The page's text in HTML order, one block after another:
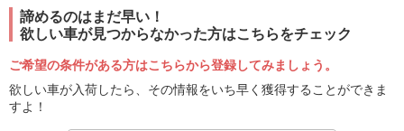
諦めるのはまだ早い！
欲しい車が見つからなかった方はこちらをチェック
ご希望の条件がある方はこちらから登録してみましょう。
欲しい車が入荷したら、その情報をいち早く獲得することができま
すよ！